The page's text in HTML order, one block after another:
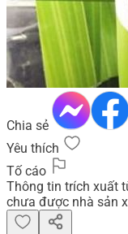
Chia sẻ
Yêu thích
Tố cáo
Thông tin trích xuất
chưa được nhà sản